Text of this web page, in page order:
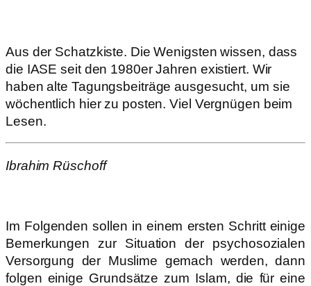
Aus der Schatzkiste. Die Wenigsten wissen, dass
die IASE seit den 1980er Jahren existiert. Wir
haben alte Tagungsbeiträge ausgesucht, um sie
wöchentlich hier zu posten. Viel Vergnügen beim
Lesen.
Ibrahim Rüschoff
Im Folgenden sollen in einem ersten Schritt einige
Bemerkungen zur Situation der psychosozialen
Versorgung der Muslime gemach werden, dann
folgen einige Grundsätze zum Islam, die für eine